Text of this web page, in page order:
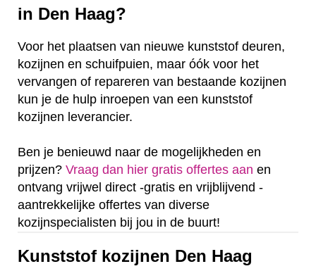
in Den Haag?
Voor het plaatsen van nieuwe kunststof deuren,
kozijnen en schuifpuien, maar óók voor het
vervangen of repareren van bestaande kozijnen
kun je de hulp inroepen van een kunststof
kozijnen leverancier.
Ben je benieuwd naar de mogelijkheden en
prijzen? Vraag dan hier gratis offertes aan en
ontvang vrijwel direct -gratis en vrijblijvend -
aantrekkelijke offertes van diverse
kozijnspecialisten bij jou in de buurt!
Kunststof kozijnen Den Haag